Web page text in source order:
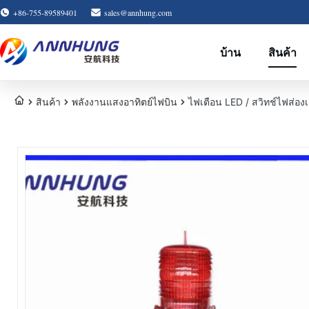
+86-755-89589401 sales@annhung.com
บ้าน สินค้า
สินค้า พลังงานแสงอาทิตย์ไฟบิน ไฟเตือน LED / สวิทช์ไฟส่อ